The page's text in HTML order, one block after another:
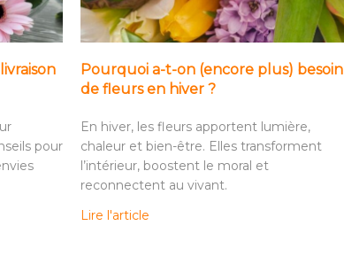
pour
Pourquoi a-t-on (encore plus) besoin
de fleurs en hiver ?
En hiver, les fleurs apportent lumière,
chaleur et bien-être. Elles transforment
l’intérieur, boostent le moral et
reconnectent au vivant.
Lire l'article